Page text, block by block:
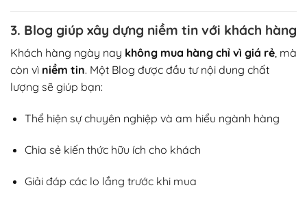
3. Blog giúp xây dựng niềm tin với khách hàng
Khách hàng ngày nay không mua hàng chỉ vì giá rẻ, mà
còn vì niềm tin. Một Blog được đầu tư nội dung chất
lượng sẽ giúp bạn:
Thể hiện sự chuyên nghiệp và am hiểu ngành hàng
Chia sẻ kiến thức hữu ích cho khách
Giải đáp các lo lắng trước khi mua